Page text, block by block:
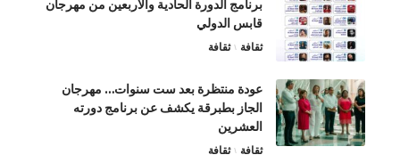
برنامج الدورة الحادية والأربعين من مهرجان
قابس الدولي
ثقافة ثقافة
عودة منتظرة بعد ست سنوات… مهرجان
الجاز بطبرقة يكشف عن برنامج دورته
العشرين
ثقافة ثقافة